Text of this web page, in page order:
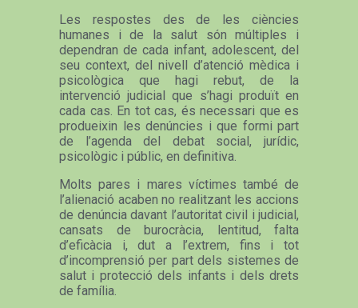
Les respostes des de les ciències
humanes i de la salut són múltiples i
dependran de cada infant, adolescent, del
seu context, del nivell d’atenció mèdica i
psicològica que hagi rebut, de la
intervenció judicial que s’hagi produït en
cada cas. En tot cas, és necessari que es
produeixin les denúncies i que formi part
de l’agenda del debat social, jurídic,
psicològic i públic, en definitiva.
Molts pares i mares víctimes també de
l’alienació acaben no realitzant les accions
de denúncia davant l’autoritat civil i judicial,
cansats de burocràcia, lentitud, falta
d’eficàcia i, dut a l’extrem, fins i tot
d’incomprensió per part dels sistemes de
salut i protecció dels infants i dels drets
de família.